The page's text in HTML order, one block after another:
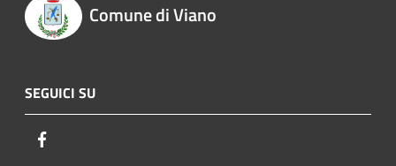
Comune di Viano
SEGUICI SU